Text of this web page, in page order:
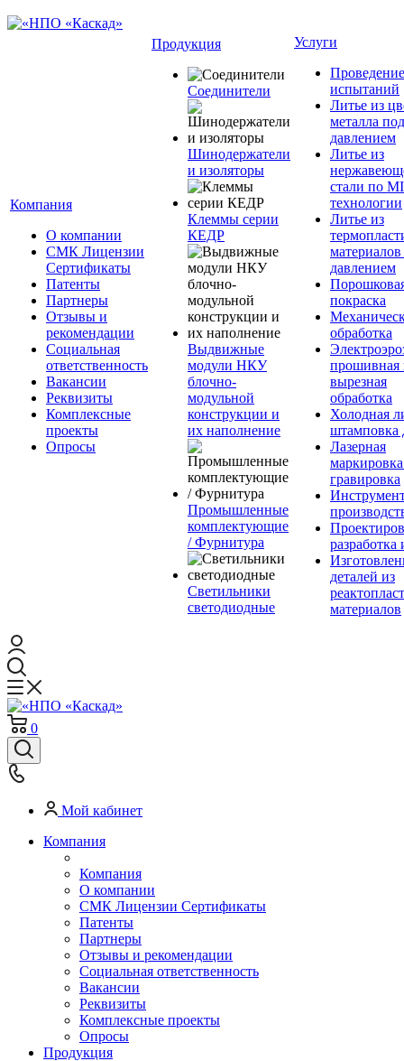
Компания
О компании
СМК Лицензии
Сертификаты
Патенты
Партнеры
Отзывы и
рекомендации
Социальная
ответственность
Вакансии
Реквизиты
Комплексные
проекты
Опросы
Продукция
Соединители
Шинодержатели
и изоляторы
Клеммы серии
КЕДР
Выдвижные
модули НКУ
блочно-
модульной
конструкции и
их наполнение
Промышленные
комплектующие
/ Фурнитура
Светильники
светодиодные
Услуги
Проведение
испытаний
Литье из
металла под
давлением
Литье из
стали по
технологии
Литье из
давлением
покраска
обработка
прошивная
вырезная
обработка
Холодная
штамповка
Лазерная
гравировка
разработка
деталей из
материалов
0
Мой кабинет
Компания
Компания
О компании
СМК Лицензии Сертификаты
Патенты
Партнеры
Отзывы и рекомендации
Социальная ответственность
Вакансии
Реквизиты
Комплексные проекты
Опросы
Продукция